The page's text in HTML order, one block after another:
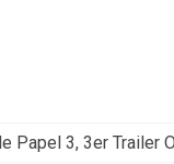
Papel 3, 3er Trailer